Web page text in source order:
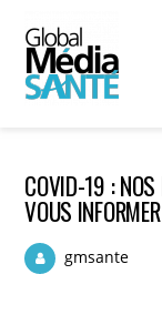
COVID-19 : NOS
VOUS
gmsante